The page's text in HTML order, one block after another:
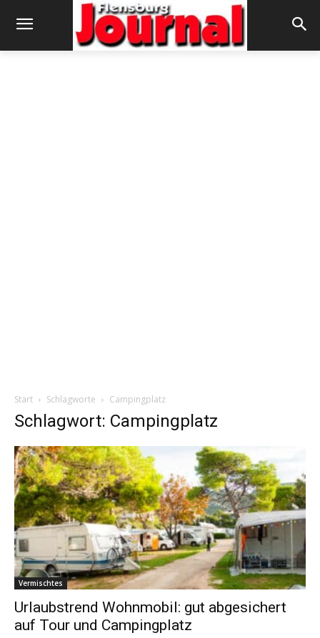
Start Schlagworte Campingplatz
Schlagwort: Campingplatz
Vermischtes
Urlaubstrend Wohnmobil: gut abgesichert
auf Tour und Campingplatz